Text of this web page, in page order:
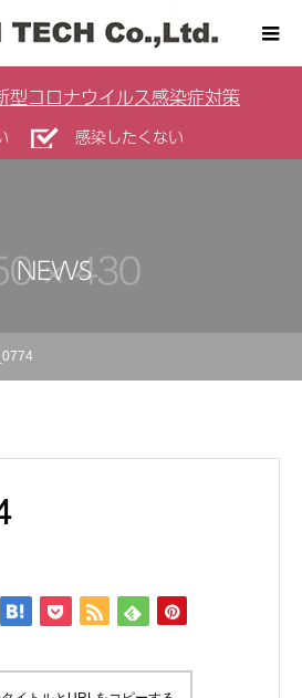
型コロナウイルス感染症対策
感染したくない
NEWS